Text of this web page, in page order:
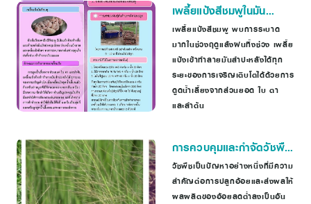
เพลี้ยแป้งสีชมพูในมัน
สำปะหลัง
เพลี้ยแป้งสีชมพู พบการระบาด
มากในช่วงฤดูแล้งฝนทิ้งช่วง เพลี้ย
แป้งเข้าทำลายมันสำปะหลังได้ทุก
ระยะของการเจริญเติบโตได้ด้วยการ
ดูดน้ำเลี้ยงจากส่วนยอด ใบ ตา
และลำต้น
การควบคุมและกำจัดวัชพืช
ในไร่อ้อย
วัชพืชเป็นปัญหาอย่างหนึ่งที่มีความ
สำคัญต่อการปลูกอ้อยและส่งผลให้
ผลผลิตของอ้อยลดต่ำลงเป็นอัน